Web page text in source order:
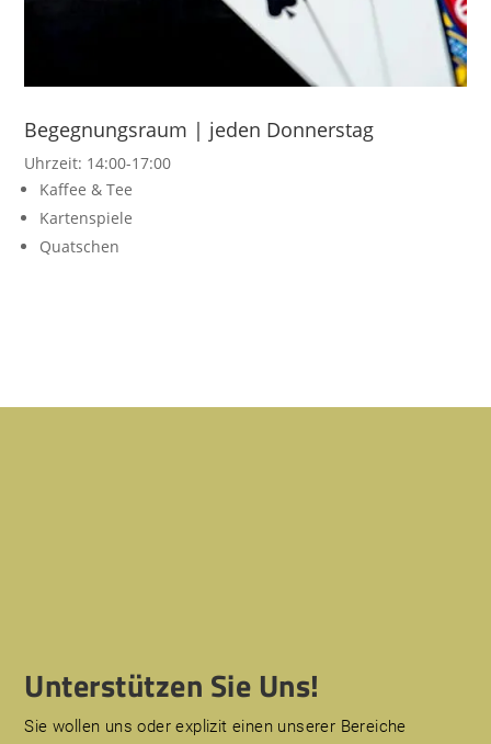
Begegnungsraum | jeden Donnerstag
Uhrzeit: 14:00-17:00
Kaffee & Tee
Kartenspiele
Quatschen
Unterstützen Sie Uns!
Sie wollen uns oder explizit einen unserer Bereiche